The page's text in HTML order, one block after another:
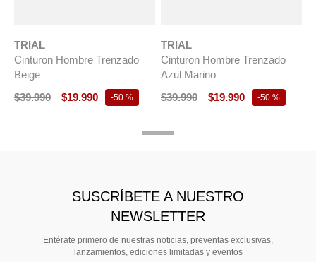
TRIAL
Cinturon Hombre Trenzado
Beige
$39.990 $19.990 -50 %
TRIAL
Cinturon Hombre Trenzado
Azul Marino
$39.990 $19.990 -50 %
SUSCRÍBETE A NUESTRO
NEWSLETTER
Entérate primero de nuestras noticias, preventas exclusivas,
lanzamientos, ediciones limitadas y eventos